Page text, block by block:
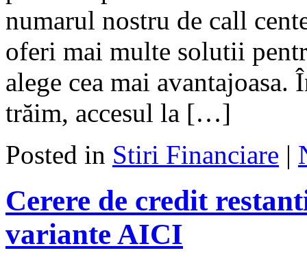
numarul nostru de call
oferi mai multe solutii
alege cea mai
trăim, accesul la […]
Posted in Stiri Financiare |
Cerere de credit
variante AICI